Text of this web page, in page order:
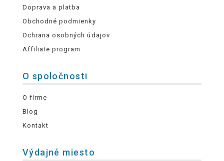
Doprava a platba
Obchodné podmienky
Ochrana osobných údajov
Affiliate program
O spoločnosti
O firme
Blog
Kontakt
Výdajné miesto